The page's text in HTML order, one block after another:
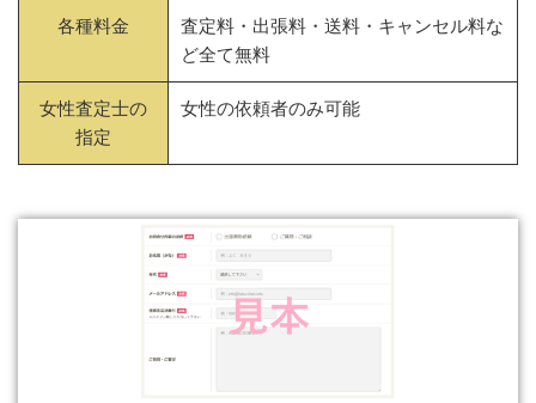
各種料金
査定料・出張料・送料・キャンセル料な
ど全て無料
女性査定士の
指定
女性の依頼者のみ可能